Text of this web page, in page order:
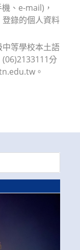
、e-mail)，
錄的個人資料
等學校本土語
分
。